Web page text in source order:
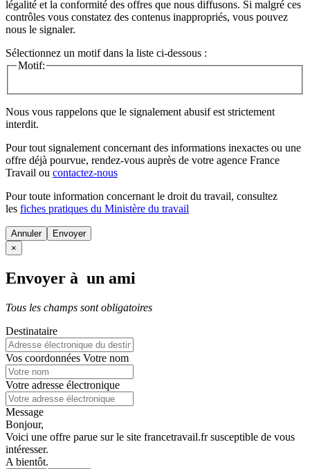
légalité et la conformité des offres que nous diffusons. Si malgré ces
contrôles vous constatez des contenus inappropriés, vous pouvez
nous le signaler.
Sélectionnez un motif dans la liste ci-dessous :
Motif:
Nous vous rappelons que le signalement abusif est strictement
interdit.
Pour tout signalement concernant des informations inexactes ou une
offre déjà pourvue, rendez-vous auprès de votre agence France
Travail ou contactez-nous
Pour toute information concernant le droit du travail, consultez
les fiches pratiques du Ministère du travail
Annuler
×
Envoyer à un ami
Tous les champs sont obligatoires
Destinataire
Vos coordonnées Votre nom
Votre adresse électronique
Message
Bonjour,
Voici une offre parue sur le site francetravail.fr susceptible de vous
intéresser.
A bientôt.